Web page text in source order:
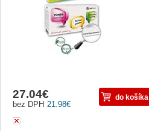
21.98€
bez DPH
27.04€ do košíka